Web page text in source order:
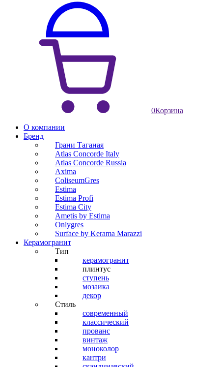
0Корзина
О компании
Бренд
Грани Таганая
Atlas Concorde Italy
Atlas Concorde Russia
Axima
ColiseumGres
Estima
Estima Profi
Estima City
Ametis by Estima
Onlygres
Surface by Kerama Marazzi
Керамогранит
Тип
керамогранит
плинтус
ступень
мозаика
декор
Стиль
современный
классический
прованс
винтаж
моноколор
кантри